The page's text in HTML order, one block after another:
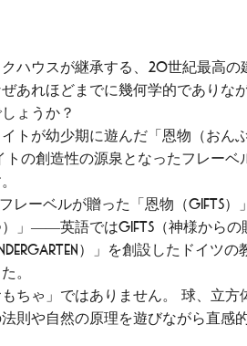
ハウスが継承する、20世紀最高
あれほどまでに幾何学的でありな
ょうか？
トが幼少期に遊んだ「恩物（おん
トの創造性の源泉となったフレー
レーベルが贈った「恩物（Gifts）」
）」――英語ではGifts（神様からの
）」を創設したドイツの
。
ちゃ」ではありません。 球、立
則や自然の原理を遊びながら直感